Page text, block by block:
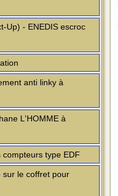
Up) - ENEDIS escroc
anti linky à
L'HOMME à
type EDF
sur le coffret pour